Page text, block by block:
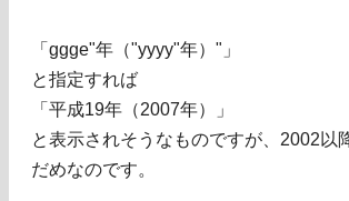
「ggge"年（"yyyy"年）"」
と指定すれば
「平成19年（2007年）」
と表示されそうなものですが、2002以
だめなのです。